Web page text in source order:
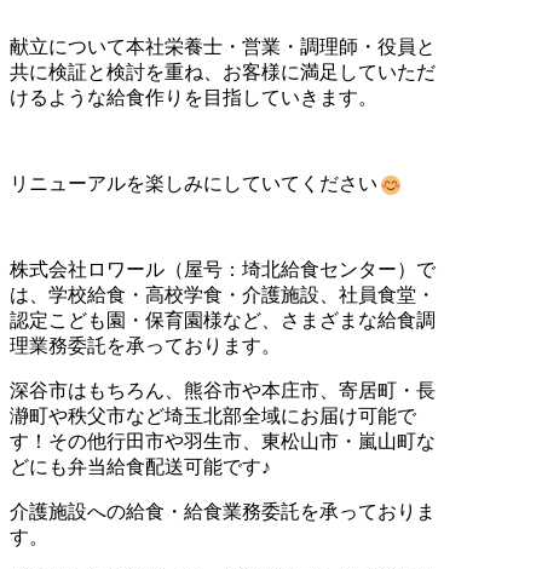
献立について本社栄養士・営業・調理師・役員と
共に検証と検討を重ね、お客様に満足していただ
けるような給食作りを目指していきます。
リニューアルを楽しみにしていてください
株式会社ロワール（屋号：埼北給食センター）で
は、学校給食・高校学食・介護施設、社員食堂・
認定こども園・保育園様など、さまざまな給食調
理業務委託を承っております。
深谷市はもちろん、熊谷市や本庄市、寄居町・長
瀞町や秩父市など埼玉北部全域にお届け可能で
す！その他行田市や羽生市、東松山市・嵐山町な
どにも弁当給食配送可能です♪
介護施設への給食・給食業務委託を承っておりま
す。